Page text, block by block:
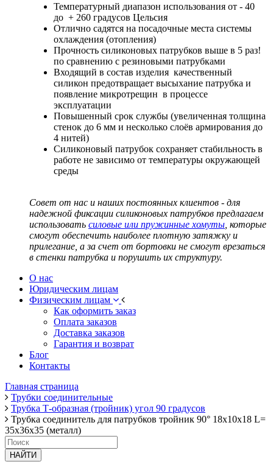
Температурный диапазон использования от - 40
до + 260 градусов Цельсия
Отлично садятся на посадочные места системы
охлаждения (отопления)
Прочность силиконовых патрубков выше в 5 раз!
по сравнению с резиновыми патрубками
Входящий в состав изделия качественный
силикон предотвращает высыхание патрубка и
появление микротрещин в процессе
эксплуатации
Повышенный срок службы (увеличенная толщина
стенок до 6 мм и несколько слоёв армирования до
4 нитей)
Силиконовый патрубок сохраняет стабильность в
работе не зависимо от температуры окружающей
среды
Совет от нас и наших постоянных клиентов - для
надежной фиксации силиконовых патрубков предлагаем
использовать силовые или пружинные хомуты , которые
смогут обеспечить наиболее плотную затяжку и
прилегание, а за счет от бортовки не смогут врезаться
в стенки патрубка и порушить их структуру.
О нас
Юридическим лицам
Физическим лицам
Как оформить заказ
Оплата заказов
Доставка заказов
Гарантия и возврат
Блог
Контакты
Главная страница
Трубки соединительные
Трубка Т-образная (тройник) угол 90 градусов
Трубка соединитель для патрубков тройник 90° 18x10x18 L=
35x36x35 (металл)
НАЙТИ